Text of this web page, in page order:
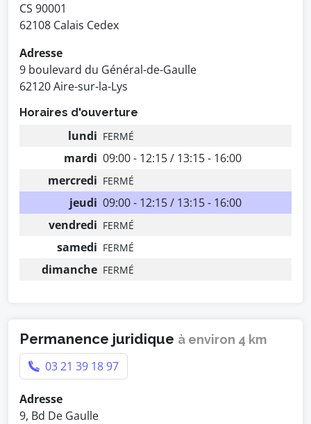
CS 90001
62108 Calais Cedex
Adresse
9 boulevard du Général-de-Gaulle
62120 Aire-sur-la-Lys
Horaires d'ouverture
lundi FERMÉ
mardi 09:00 - 12:15 / 13:15 - 16:00
mercredi FERMÉ
jeudi 09:00 - 12:15 / 13:15 - 16:00
vendredi FERMÉ
samedi FERMÉ
dimanche FERMÉ
Permanence juridique à environ 4 km
03 21 39 18 97
Adresse
9, Bd De Gaulle